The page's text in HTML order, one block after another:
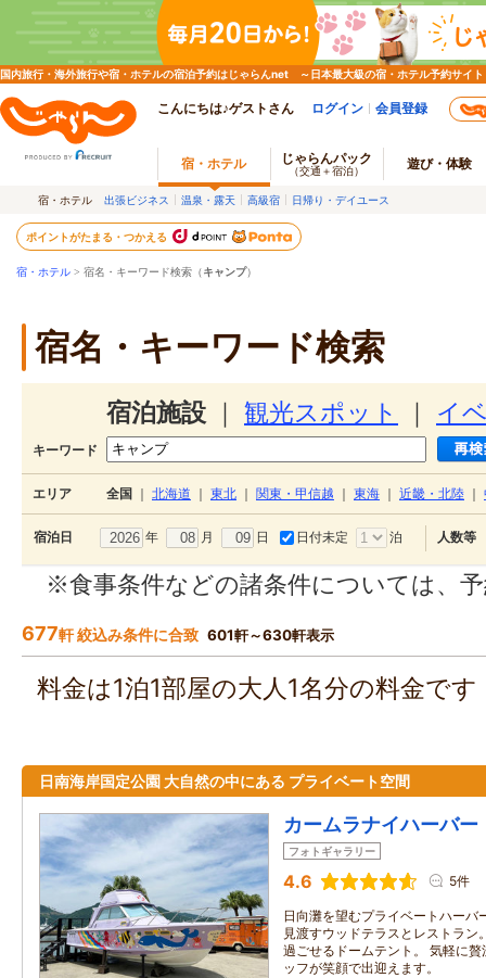
国内旅行・海外旅行や宿・ホテルの宿泊予約はじゃらんnet ～日本最大級の宿・ホテル予約サイト
こんにちは♪ゲストさん ログイン 会員登録
宿・ホテル じゃらんパック
（交通＋宿泊） 遊び・体験
宿・ホテル 出張ビジネス 温泉・露天 高級宿 日帰り・デイユース
ポイントがたまる・つかえる
宿・ホテル > 宿名・キーワード検索（キャンプ）
宿名・キーワード検索
宿泊施設 観光スポット イ
キーワード
エリア 全国 北海道 東北 関東・甲信越 東海 近畿・北陸
宿泊日 年 月 日 日付未定 泊 人数等
※食事条件などの諸条件については、
677軒 絞込み条件に合致 601軒～630軒表示
料金は1泊1部屋の大人1名分の料金で
日南海岸国定公園 大自然の中にある プライベート空間
カームラナイハーバー
フォトギャラリー
4.6 5件
日向灘を望むプライベートハーバ
見渡すウッドテラスとレストラン
過ごせるドームテント。 気軽に贅
ッフが笑顔で出迎えます。